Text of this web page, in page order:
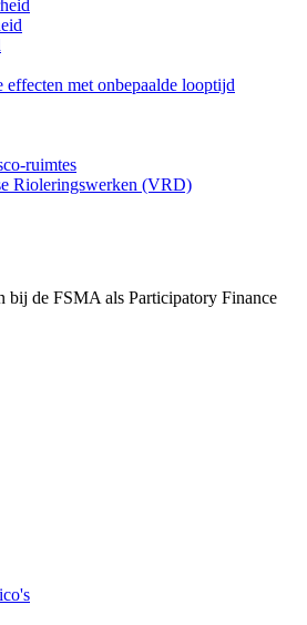
effecten met onbepaalde looptijd
ruimtes
Rioleringswerken (VRD)
bij de FSMA als Participatory Finance